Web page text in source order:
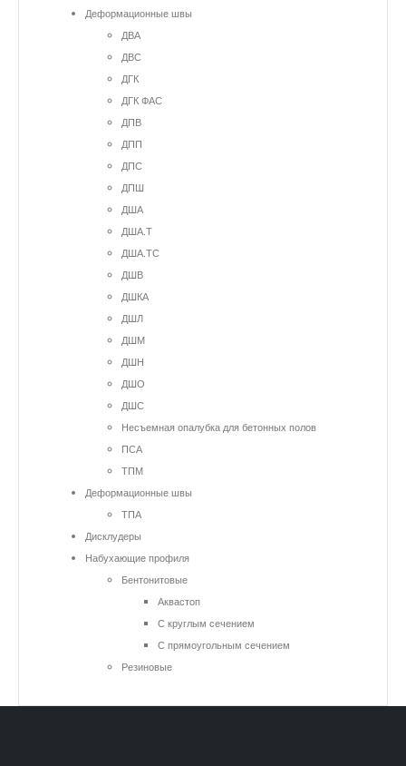
Деформационные швы
ДВА
ДВС
ДГК
ДГК ФАС
ДПВ
ДПП
ДПС
ДПШ
ДША
ДША.Т
ДША.ТС
ДШВ
ДШКА
ДШЛ
ДШМ
ДШН
ДШО
ДШС
Несъемная опалубка для бетонных полов
ПСА
ТПМ
Деформационные швы
ТПА
Дисклудеры
Набухающие профиля
Бентонитовые
Аквастоп
С круглым сечением
С прямоугольным сечением
Резиновые